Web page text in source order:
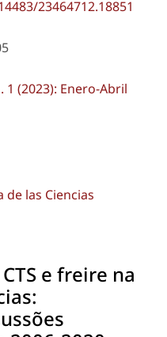
23464712.18851
1 (2023): Enero-Abril
de las Ciencias
e freire na